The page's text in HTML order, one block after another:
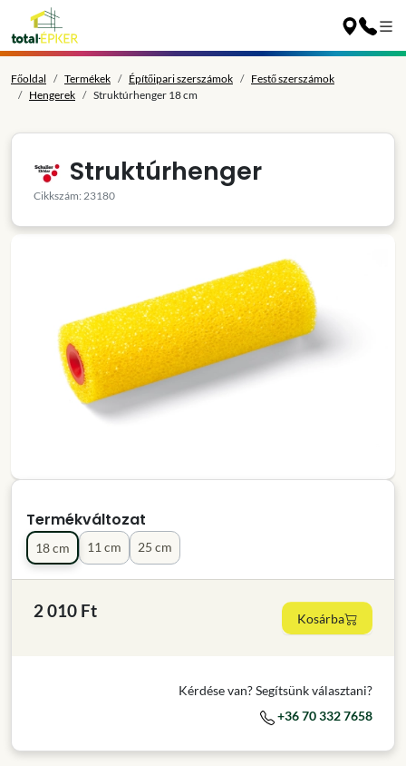
Főoldal Termékek Építőipari szerszámok
Festő szerszámok
Hengerek
Struktúrhenger 18 cm
Struktúrhenger
Cikkszám: 23180
Termékváltozat
11 cm
18 cm 25 cm
2 010 Ft Kosárba
Kérdése van? Segítsünk választani?
+36 70 332 7658